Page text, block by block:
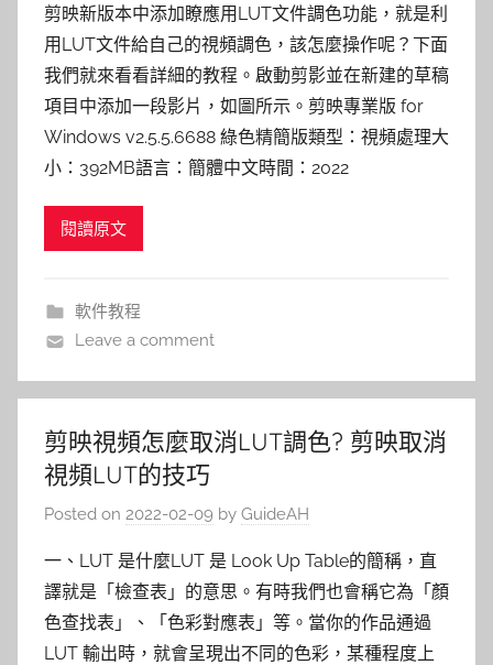
剪映新版本中添加瞭應用LUT文件調色功能，就是利
用LUT文件給自己的視頻調色，該怎麼操作呢？下面
我們就來看看詳細的教程。啟動剪影並在新建的草稿
項目中添加一段影片，如圖所示。剪映專業版 for
Windows v2.5.5.6688 綠色精簡版類型：視頻處理大
小：392MB語言：簡體中文時間：2022
閱讀原文
軟件教程
Leave a comment
剪映視頻怎麼取消LUT調色? 剪映取消
視頻LUT的技巧
Posted on 2022-02-09 by GuideAH
一、LUT 是什麼LUT 是 Look Up Table的簡稱，直
譯就是「檢查表」的意思。有時我們也會稱它為「顏
色查找表」、「色彩對應表」等。當你的作品通過
LUT 輸出時，就會呈現出不同的色彩，某種程度上